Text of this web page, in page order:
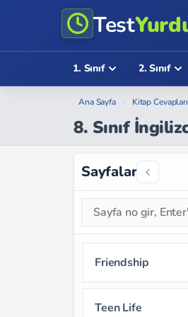
Test
1. Sınıf 2. Sınıf
Ana Sayfa › Kitap Cevapları
8. Sınıf
Sayfalar
Friendship
Teen Life